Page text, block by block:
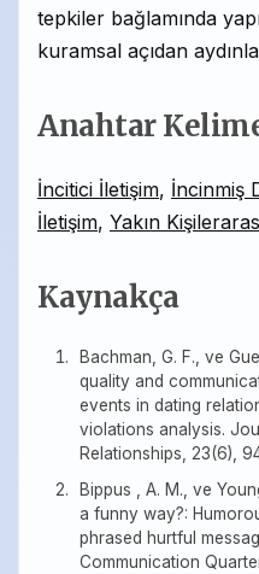
tepkiler bağlamında
kuramsal açıdan
Anahtar
İncitici İletişim, İncinmiş
İletişim, Yakın
Kaynakça
Bachman, G. F., ve
quality and
events in dating
violations analysis.
Relationships, 23(6),
Bippus , A. M., ve
a funny way?:
phrased hurtful
Communication